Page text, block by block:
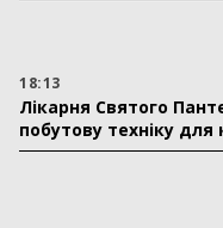
18:13
Лікарня Святого
побутову техніку для